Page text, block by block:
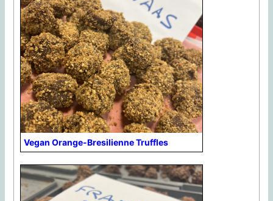
Vegan Orange-Bresilienne Truffles